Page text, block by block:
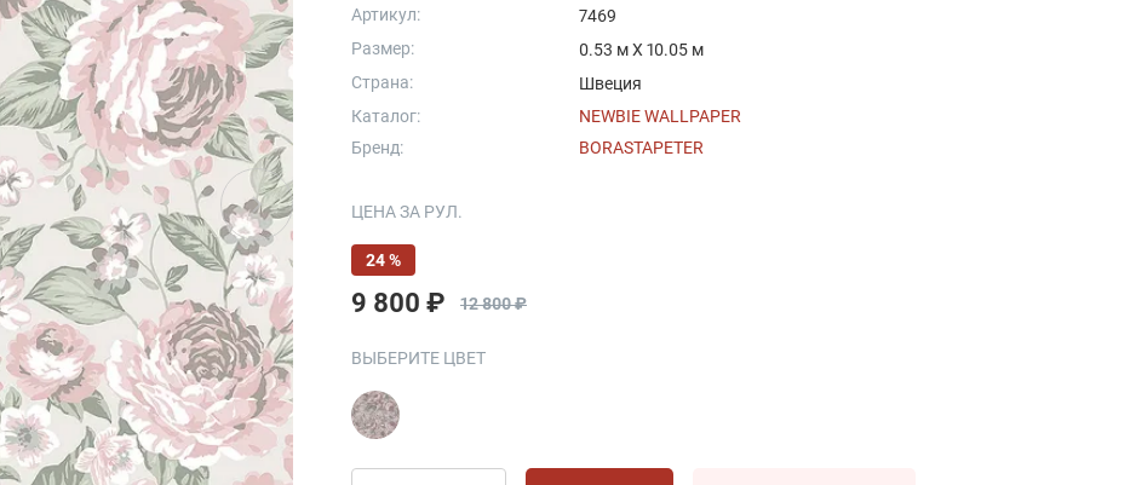
Артикул:
7469
Размер:
0.53 м X 10.05 м
Страна:
Швеция
Каталог:
NEWBIE WALLPAPER
Бренд:
BORASTAPETER
ЦЕНА ЗА РУЛ.
24 %
9 800 ₽ 12 800 ₽
ВЫБЕРИТЕ ЦВЕТ